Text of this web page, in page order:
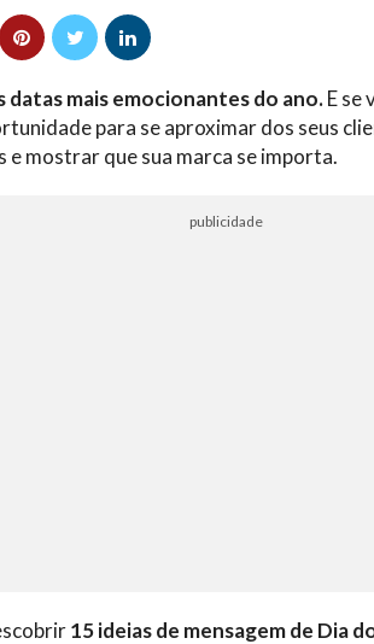
datas mais emocionantes do ano.E se
para se aproximar dos seus
mostrar que sua marca se importa.
publicidade
15 ideias de mensagem de Dia